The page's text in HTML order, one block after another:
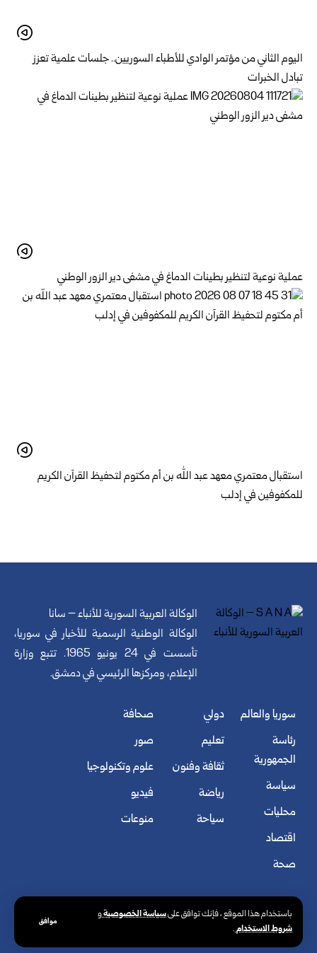
باستخدام هذا الموقع ، فإنك توافق علىسياسة الخصوصيةو
شروط الاستخدام.
موافق
اليوم الثاني من مؤتمر الوادي للأطباء السوريين.. جلسات علمية تعزز
تبادل الخبرات
عملية نوعية لتنظير بطينات الدماغ في مشفى دير الزور الوطني
استقبال معتمري معهد عبد الله بن أم مكتوم لتحفيظ القرآن الكريم
للمكفوفين في إدلب
الوكالة العربية السورية للأنباء – سانا
الوكالة الوطنية الرسمية للأخبار في سوريا،
تأسست في 24 يونيو 1965. تتبع وزارة
الإعلام، ومركزها الرئيسي في دمشق.
سوريا والعالم
رئاسة
الجمهورية
سياسة
محليات
اقتصاد
صحة
دولي
تعليم
ثقافة وفنون
رياضة
سياحة
صحافة
صور
علوم وتكنولوجيا
فيديو
منوعات
© الوكالة العربية السورية للأنباء. كافة الحقوق محفوظة.